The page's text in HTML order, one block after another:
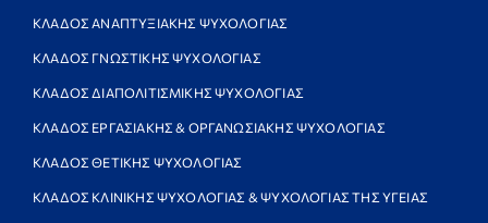
ΚΛΑΔΟΣ ΑΝΑΠΤΥΞΙΑΚΗΣ ΨΥΧΟΛΟΓΙΑΣ
ΚΛΑΔΟΣ ΓΝΩΣΤΙΚΗΣ ΨΥΧΟΛΟΓΙΑΣ
ΚΛΑΔΟΣ ΔΙΑΠΟΛΙΤΙΣΜΙΚΗΣ ΨΥΧΟΛΟΓΙΑΣ
ΚΛΑΔΟΣ ΕΡΓΑΣΙΑΚΗΣ & ΟΡΓΑΝΩΣΙΑΚΗΣ ΨΥΧΟΛΟΓΙΑΣ
ΚΛΑΔΟΣ ΘΕΤΙΚΗΣ ΨΥΧΟΛΟΓΙΑΣ
ΚΛΑΔΟΣ ΚΛΙΝΙΚΗΣ ΨΥΧΟΛΟΓΙΑΣ & ΨΥΧΟΛΟΓΙΑΣ ΤΗΣ ΥΓΕΙΑΣ